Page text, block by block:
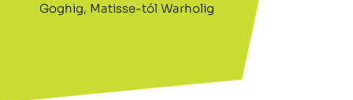
Goghig, Matisse-tól Warholig